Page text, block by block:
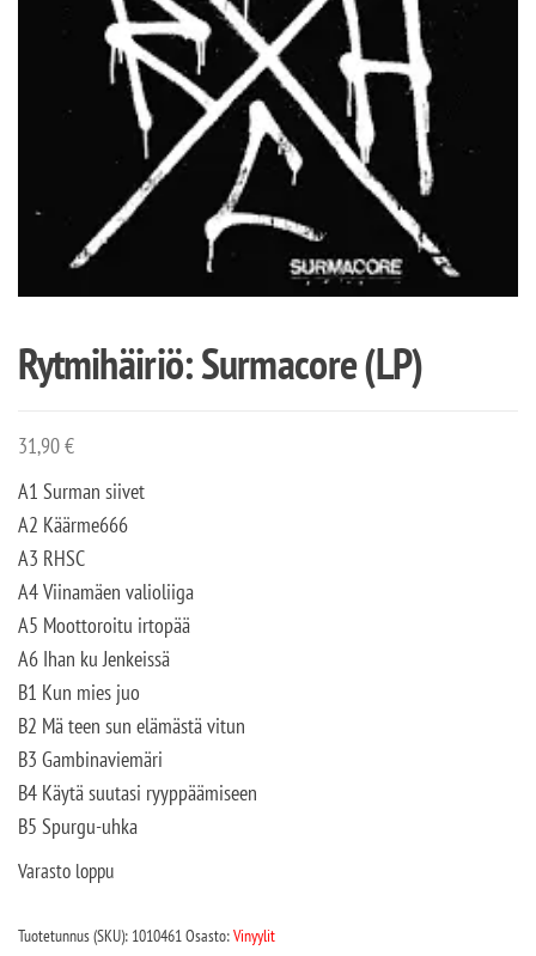
Rytmihäiriö: Surmacore (LP)
31,90€
A1 Surman siivet
A2 Käärme666
A3 RHSC
A4 Viinamäen valioliiga
A5 Moottoroitu irtopää
A6 Ihan ku Jenkeissä
B1 Kun mies juo
B2 Mä teen sun elämästä vitun
B3 Gambinaviemäri
B4 Käytä suutasi ryyppäämiseen
B5 Spurgu-uhka
Varasto loppu
Tuotetunnus (SKU): 1010461Osasto:Vinyylit